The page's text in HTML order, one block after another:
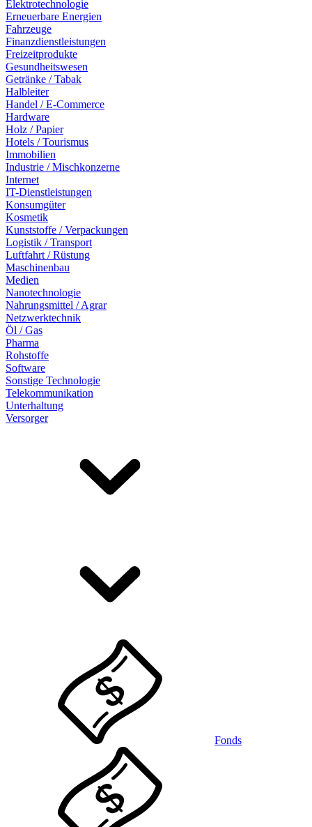
Elektrotechnologie
Erneuerbare Energien
Fahrzeuge
Finanzdienstleistungen
Freizeitprodukte
Gesundheitswesen
Getränke / Tabak
Halbleiter
Handel / E-Commerce
Hardware
Holz / Papier
Hotels / Tourismus
Immobilien
Industrie / Mischkonzerne
Internet
IT-Dienstleistungen
Konsumgüter
Kosmetik
Kunststoffe / Verpackungen
Logistik / Transport
Luftfahrt / Rüstung
Maschinenbau
Medien
Nanotechnologie
Nahrungsmittel / Agrar
Netzwerktechnik
Öl / Gas
Pharma
Rohstoffe
Software
Sonstige Technologie
Telekommunikation
Unterhaltung
Versorger
Fonds